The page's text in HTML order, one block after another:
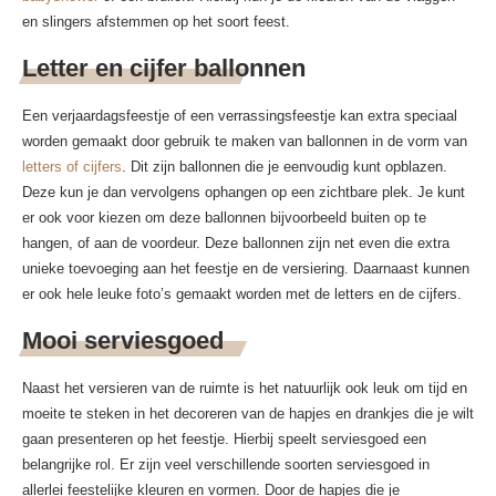
en slingers afstemmen op het soort feest.
Letter en cijfer ballonnen
Een verjaardagsfeestje of een verrassingsfeestje kan extra speciaal
worden gemaakt door gebruik te maken van ballonnen in de vorm van
letters of cijfers. Dit zijn ballonnen die je eenvoudig kunt opblazen.
Deze kun je dan vervolgens ophangen op een zichtbare plek. Je kunt
er ook voor kiezen om deze ballonnen bijvoorbeeld buiten op te
hangen, of aan de voordeur. Deze ballonnen zijn net even die extra
unieke toevoeging aan het feestje en de versiering. Daarnaast kunnen
er ook hele leuke foto’s gemaakt worden met de letters en de cijfers.
Mooi serviesgoed
Naast het versieren van de ruimte is het natuurlijk ook leuk om tijd en
moeite te steken in het decoreren van de hapjes en drankjes die je wilt
gaan presenteren op het feestje. Hierbij speelt serviesgoed een
belangrijke rol. Er zijn veel verschillende soorten serviesgoed in
allerlei feestelijke kleuren en vormen. Door de hapjes die je